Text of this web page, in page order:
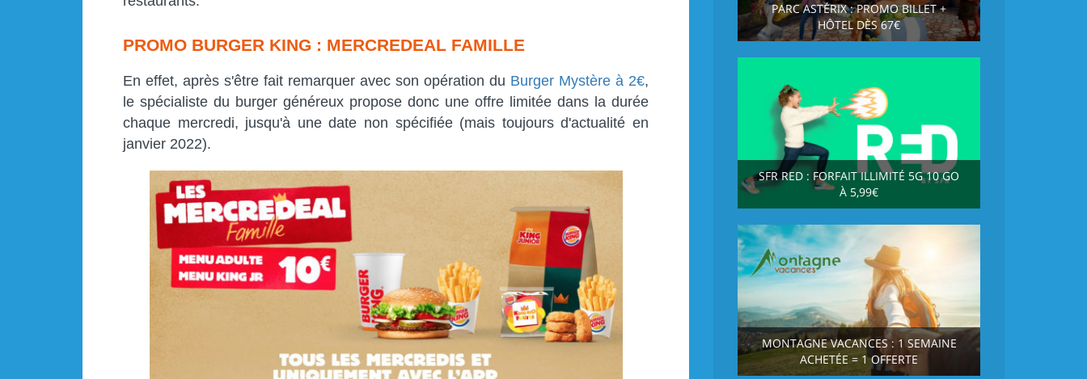
PROMO BURGER KING : MERCREDEAL FAMILLE
En effet, après s'être fait remarquer avec son opération du Burger Mystère à 2€,
le spécialiste du burger généreux propose donc une offre limitée dans la durée
chaque mercredi, jusqu'à une date non spécifiée (mais toujours d'actualité en
janvier 2022).
PARC ASTÉRIX : PROMO BILLET +
HÔTEL DÈS 67€
SFR RED : FORFAIT ILLIMITÉ 5G 10 GO
À 5,99€
MONTAGNE VACANCES : 1 SEMAINE
ACHETÉE = 1 OFFERTE